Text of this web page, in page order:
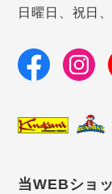
日曜日、祝日
当WEBショ